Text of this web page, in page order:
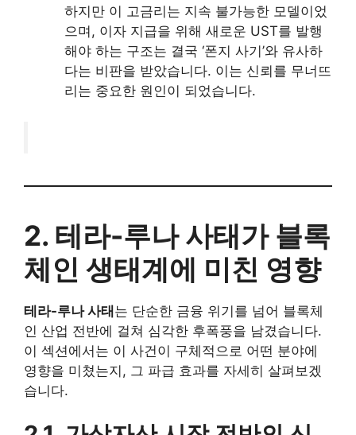
하지만 이 고금리는 지속 불가능한 모델이었
으며, 이자 지급을 위해 새로운 UST를 발행
해야 하는 구조는 결국 ‘폰지 사기’와 유사하
다는 비판을 받았습니다. 이는 신뢰를 무너뜨
리는 중요한 원인이 되었습니다.
2. 테라-루나 사태가 블록
체인 생태계에 미친 영향
테라-루나 사태는 단순한 금융 위기를 넘어 블록체
인 산업 전반에 걸쳐 심각한 후폭풍을 남겼습니다.
이 섹션에서는 이 사건이 구체적으로 어떤 분야에
영향을 미쳤는지, 그 파급 효과를 자세히 살펴보겠
습니다.